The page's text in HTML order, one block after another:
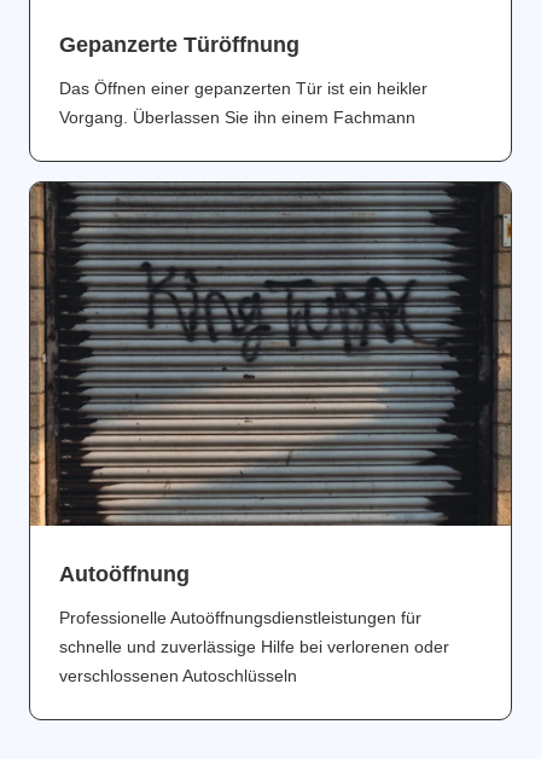
Gepanzerte Türöffnung
Das Öffnen einer gepanzerten Tür ist ein heikler
Vorgang. Überlassen Sie ihn einem Fachmann
Аutoöffnung
Professionelle Autoöffnungsdienstleistungen für
schnelle und zuverlässige Hilfe bei verlorenen oder
verschlossenen Autoschlüsseln